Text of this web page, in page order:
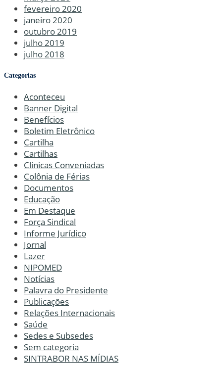
fevereiro 2020
janeiro 2020
outubro 2019
julho 2019
julho 2018
Categorias
Aconteceu
Banner Digital
Benefícios
Boletim Eletrônico
Cartilha
Cartilhas
Clínicas Conveniadas
Colônia de Férias
Documentos
Educação
Em Destaque
Força Sindical
Informe Jurídico
Jornal
Lazer
NIPOMED
Notícias
Palavra do Presidente
Publicações
Relações Internacionais
Saúde
Sedes e Subsedes
Sem categoria
SINTRABOR NAS MÍDIAS